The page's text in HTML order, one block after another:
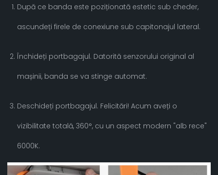
După ce banda este poziționată estetic sub cheder,
ascundeți firele de conexiune sub capitonajul lateral.
Închideți portbagajul. Datorită senzorului original al
mașinii, banda se va stinge automat.
Deschideți portbagajul. Felicitări! Acum aveți o
vizibilitate totală, 360°, cu un aspect modern "alb rece"
6000K.